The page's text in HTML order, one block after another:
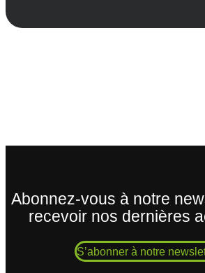
Abonnez-vous à notre
recevoir nos dernières
S’abonner à notre